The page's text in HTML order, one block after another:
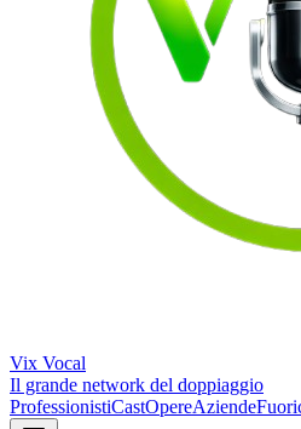
Vix Vocal
Il grande network del doppiaggio
ProfessionistiCastOpereAziende